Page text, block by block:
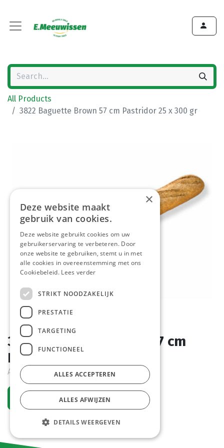
All Products
3822 Baguette Brown 57 cm Pastridor 25 x 300 gr
3822 Baguette Brown 57 cm
Pastridor 25 x 300 gr
Active
Request an account
×
Deze website maakt
gebruik van cookies.
Deze website gebruikt cookies om uw
gebruikerservaring te verbeteren. Door
onze website te gebruiken, stemt u in met
alle cookies in overeenstemming met ons
Cookiebeleid. Lees verder
STRIKT NOODZAKELIJK
PRESTATIE
TARGETING
FUNCTIONEEL
ALLES ACCEPTEREN
ALLES AFWIJZEN
DETAILS WEERGEVEN